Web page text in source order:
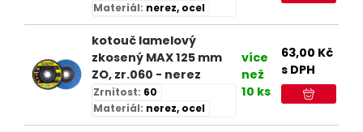
Materiál: nerez, ocel
kotouč lamelový
zkosený MAX 125 mm
ZO, zr.060 - nerez
Zrnitost: 60
Materiál: nerez, ocel
více
než
10 ks
63,00 Kč
s DPH